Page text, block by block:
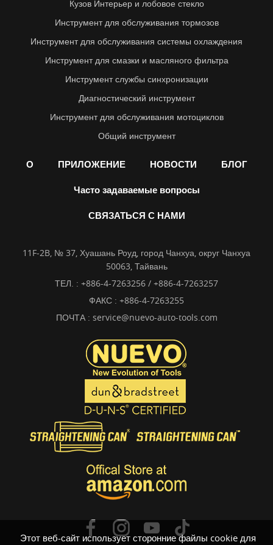
Этот веб-сайт использует сторонние файлы cookie для
Кузов Интерьер и лобовое стекло
Инструмент для обслуживания тормозов
Инструмент для обслуживания системы охлаждения
Инструмент для смазки и масляного фильтра
Инструмент службы синхронизации
Диагностический инструмент
Инструмент для обслуживания мотоциклов
Общий инструмент
О ПРИЛОЖЕНИЕ НОВОСТИ БЛОГ
Часто задаваемые вопросы
СВЯЗАТЬСЯ С НАМИ
11F-2B, № 37, Хуашань Роуд, город Чанхуа, округ Чанхуа
50063, Тайвань
ТЕЛ. : +886-4-7263256 / +886-4-7263257
ФАКС : +886-4-7263255
ПОЧТА : service@nuevo-auto-tools.com